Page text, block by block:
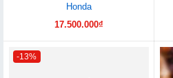
Honda
17.500.000₫
-13%